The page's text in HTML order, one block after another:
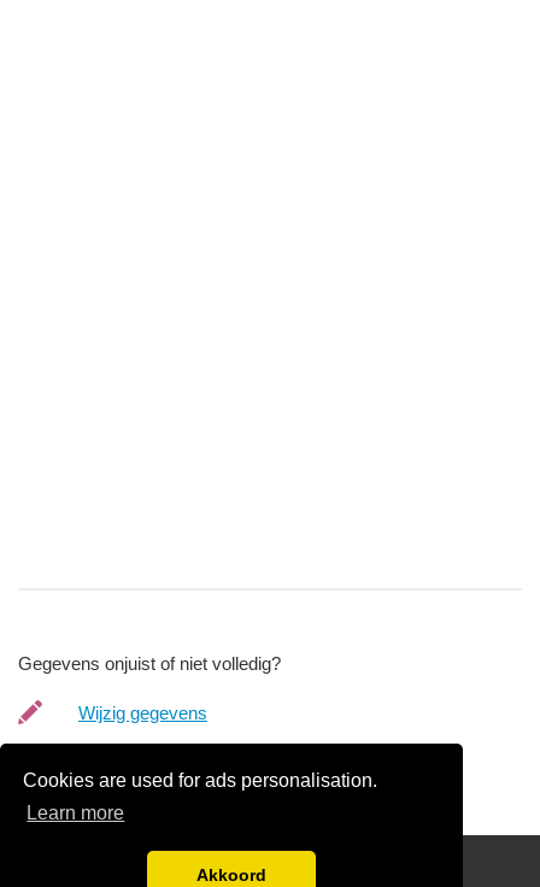
Cookies are used for ads personalisation.
Learn more
Akkoord
Gegevens onjuist of niet volledig?
Wijzig gegevens